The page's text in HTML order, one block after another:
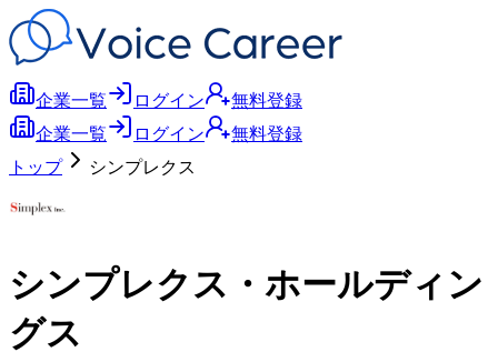
企業一覧 ログイン
無料登録
企業一覧
ログイン
無料登録
トップ
シンプレクス
シンプレクス・ホールディン
グス